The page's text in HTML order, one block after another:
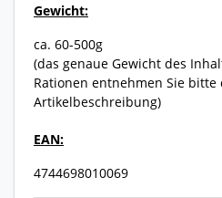
Gewicht:
ca. 60-500g
(das genaue Gewicht des
Rationen entnehmen Sie bitte
Artikelbeschreibung)
EAN:
4744698010069